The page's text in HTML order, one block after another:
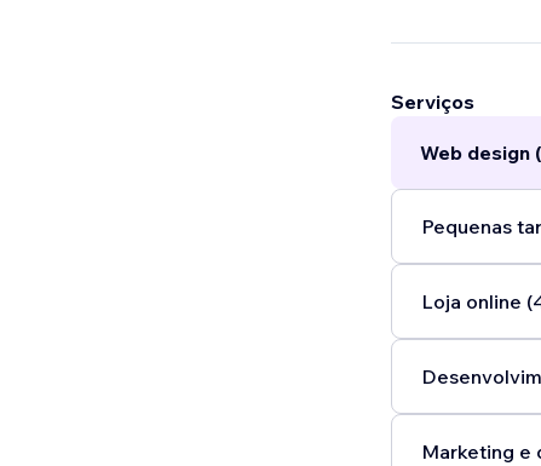
Serviços
Web design
Pequenas
Loja online
Marketing e